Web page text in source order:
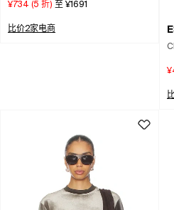
¥734 (5 折) 至 ¥1691
比价2家电商